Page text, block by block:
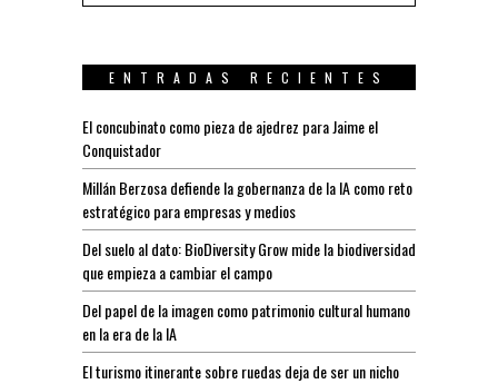
ENTRADAS RECIENTES
El concubinato como pieza de ajedrez para Jaime el
Conquistador
Millán Berzosa defiende la gobernanza de la IA como reto
estratégico para empresas y medios
Del suelo al dato: BioDiversity Grow mide la biodiversidad
que empieza a cambiar el campo
Del papel de la imagen como patrimonio cultural humano
en la era de la IA
El turismo itinerante sobre ruedas deja de ser un nicho